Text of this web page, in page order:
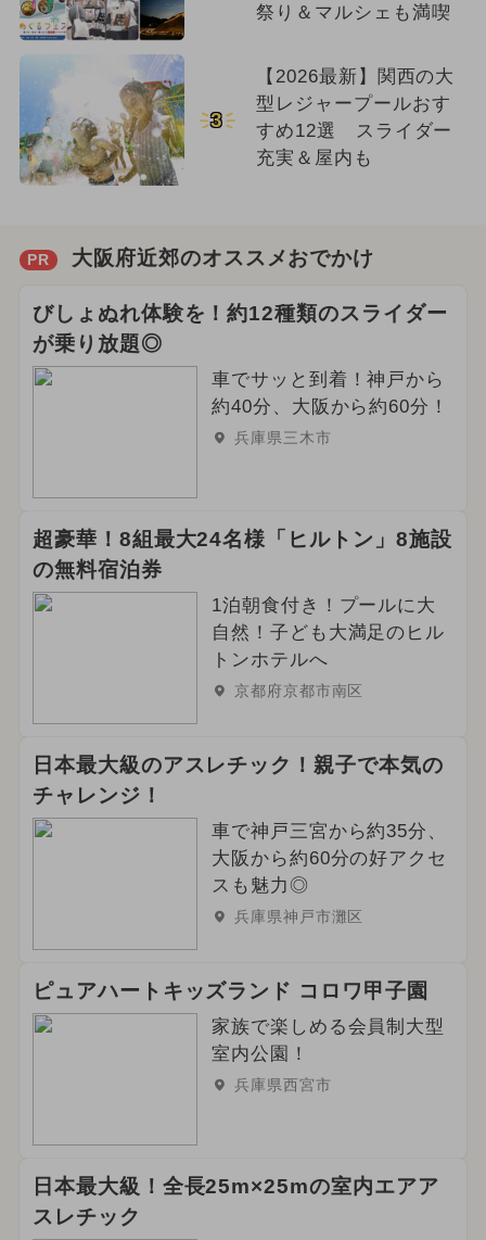
祭り＆マルシェも満喫
3
【2026最新】関西の大
型レジャープールおす
すめ12選 スライダー
充実＆屋内も
PR 大阪府近郊のオススメおでかけ
びしょぬれ体験を！約12種類のスライダー
が乗り放題◎
車でサッと到着！神戸から
約40分、大阪から約60分！
兵庫県三木市
超豪華！8組最大24名様「ヒルトン」8施設
の無料宿泊券
1泊朝食付き！プールに大
自然！子ども大満足のヒル
トンホテルへ
京都府京都市南区
日本最大級のアスレチック！親子で本気の
チャレンジ！
車で神戸三宮から約35分、
大阪から約60分の好アクセ
スも魅力◎
兵庫県神戸市灘区
ピュアハートキッズランド コロワ甲子園
家族で楽しめる会員制大型
室内公園！
兵庫県西宮市
日本最大級！全長25m×25mの室内エアア
スレチック